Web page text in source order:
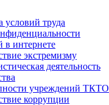
условий труда
в интернете
экстремизму
деятельность
учреждений ТКТО
коррупции